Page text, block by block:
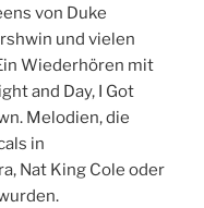
von Duke
und vielen
Wiederhören mit
and Day, I Got
Melodien, die
in
Nat King Cole oder